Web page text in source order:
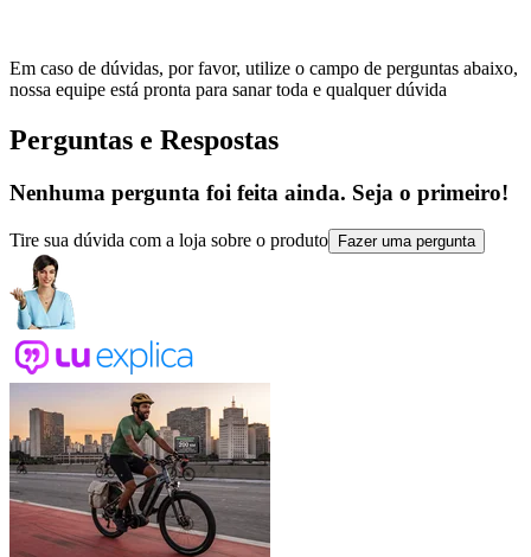
Em caso de dúvidas, por favor, utilize o campo de perguntas abaixo,
nossa equipe está pronta para sanar toda e qualquer dúvida
Perguntas e Respostas
Nenhuma pergunta foi feita ainda. Seja o primeiro!
Tire sua dúvida com a loja sobre o produto Fazer uma pergunta